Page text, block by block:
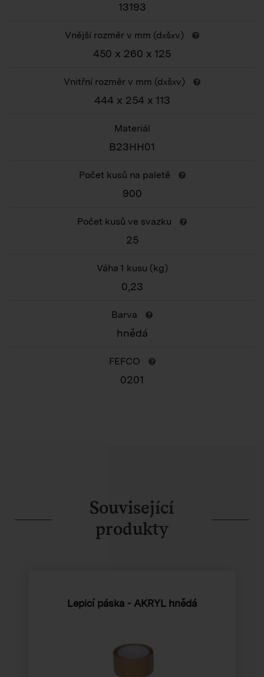
13193
Vnější rozměr v mm (dxšxv)
450 x 260 x 125
Vnitřní rozměr v mm (dxšxv)
444 x 254 x 113
Materiál
B23HH01
Počet kusů na paletě
900
Počet kusů ve svazku
25
Váha 1 kusu (kg)
0,23
Barva
hnědá
FEFCO
0201
Související
produkty
Lepicí páska - AKRYL hnědá